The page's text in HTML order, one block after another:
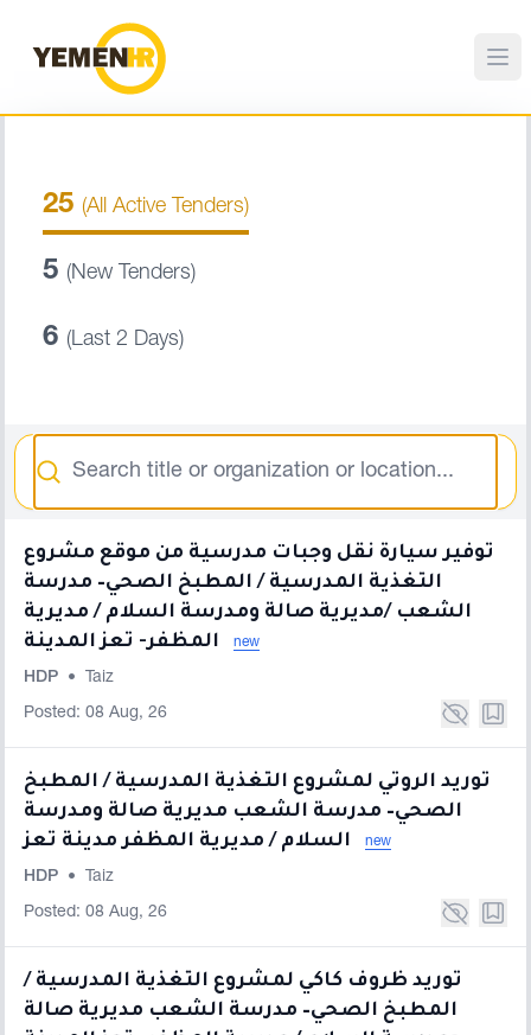
25 (All Active Tenders)
5 (New Tenders)
6 (Last 2 Days)
توفير سيارة نقل وجبات مدرسية من موقع مشروع
التغذية المدرسية / المطبخ الصحي– مدرسة
الشعب /مديرية صالة ومدرسة السلام / مديرية
new
HDP • Taiz
Posted: 08 Aug, 26
توريد الروتي لمشروع التغذية المدرسية / المطبخ
الصحي– مدرسة الشعب مديرية صالة ومدرسة
new
HDP • Taiz
Posted: 08 Aug, 26
توريد ظروف كاكي لمشروع التغذية المدرسية /
المطبخ الصحي– مدرسة الشعب مديرية صالة